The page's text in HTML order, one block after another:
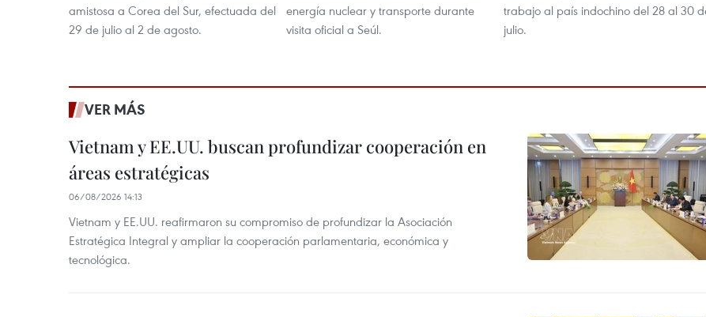
amistosa a Corea del Sur, efectuada del
29 de julio al 2 de agosto.
energía nuclear y transporte durante
visita oficial a Seúl.
trabajo al país indochino del 28 al 30
julio.
VER MÁS
Vietnam y EE.UU. buscan profundizar cooperación en
áreas estratégicas
06/08/2026 14:13
Vietnam y EE.UU. reafirmaron su compromiso de profundizar la Asociación
Estratégica Integral y ampliar la cooperación parlamentaria, económica y
tecnológica.